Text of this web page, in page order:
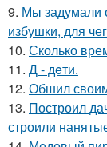
9. Мы задумали
избушки, для
10. Сколько
11. Д - дeти.
12. Обшил
13. Построил
строили